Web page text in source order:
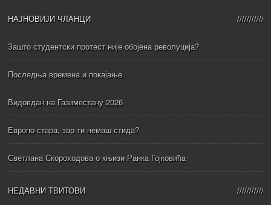
НАЈНОВИЈИ ЧЛАНЦИ
Зашто студентски протест није обојена револуција?
Последња времена и покајање
Видовдан на Газиместану 2026
Европо стара, зар ти немаш стида?
Светлана Скороходова о књизи Ранка Гојковића
НЕДАВНИ ТВИТОВИ